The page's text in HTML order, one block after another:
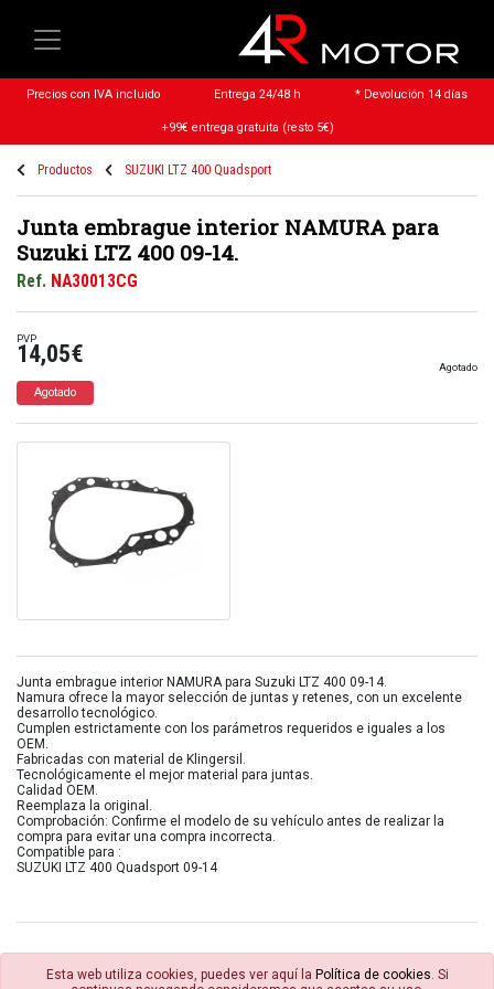
Precios con IVA incluido Entrega 24/48 h * Devolución 14 días
+99€ entrega gratuita (resto 5€)
Productos SUZUKI LTZ 400 Quadsport
Junta embrague interior NAMURA para
Suzuki LTZ 400 09-14.
Ref. NA30013CG
PVP
14,05€
Agotado
Agotado
Junta embrague interior NAMURA para Suzuki LTZ 400 09-14.
Namura ofrece la mayor selección de juntas y retenes, con un excelente
desarrollo tecnológico.
Cumplen estrictamente con los parámetros requeridos e iguales a los
OEM.
Fabricadas con material de Klingersil.
Tecnológicamente el mejor material para juntas.
Calidad OEM.
Reemplaza la original.
Comprobación: Confirme el modelo de su vehículo antes de realizar la
compra para evitar una compra incorrecta.
Compatible para :
SUZUKI LTZ 400 Quadsport 09-14
Esta web utiliza cookies, puedes ver aquí la Política de cookies . Si